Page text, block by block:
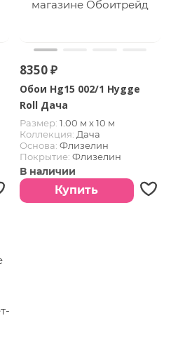
8350 ₽
Обои Hg15 002/1 Hygge
Roll Дача
Размер: 1.00 м х 10 м
Коллекция: Дача
Основа: Флизелин
Покрытие: Флизелин
В наличии
Купить